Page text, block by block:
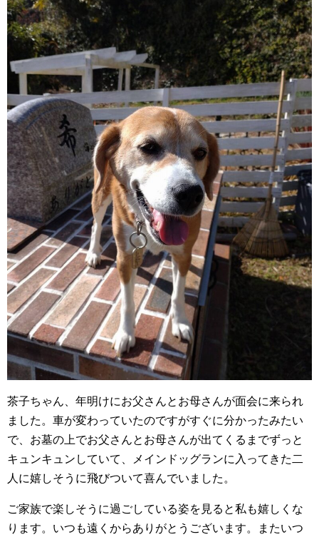
茶子ちゃん、年明けにお父さんとお母さんが面会に来られ
ました。車が変わっていたのですがすぐに分かったみたい
で、お墓の上でお父さんとお母さんが出てくるまでずっと
キュンキュンしていて、メインドッグランに入ってきた二
人に嬉しそうに飛びついて喜んでいました。
ご家族で楽しそうに過ごしている姿を見ると私も嬉しくな
ります。いつも遠くからありがとうございます。またいつ